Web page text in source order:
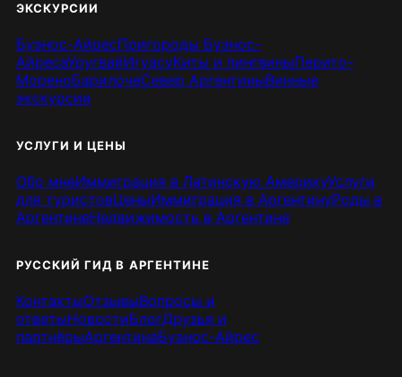
ЭКСКУРСИИ
Буэнос-АйресПригороды Буэнос-
АйресаУругвайИгуасуКиты и пингвиныПерито-
МореноБарилочеСевер АргентиныВинные
экскурсии
УСЛУГИ И ЦЕНЫ
Обо мнеИммиграция в Латинскую АмерикуУслуги
для туристовЦеныИммиграция в АргентинуРоды в
АргентинеНедвижимость в Аргентине
РУССКИЙ ГИД В АРГЕНТИНЕ
КонтактыОтзывыВопросы и
ответыНовостиБлогДрузья и
партнёрыАргентинаБуэнос-Айрес